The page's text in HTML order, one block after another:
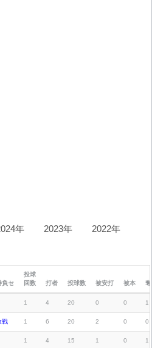
年 2023年 2022年
負セ
投球
回数
打者 投球数 被安打 被本
1 4 20 0 0 1
戦 1 6 20 2 0 0
1 4 15 1 0 1